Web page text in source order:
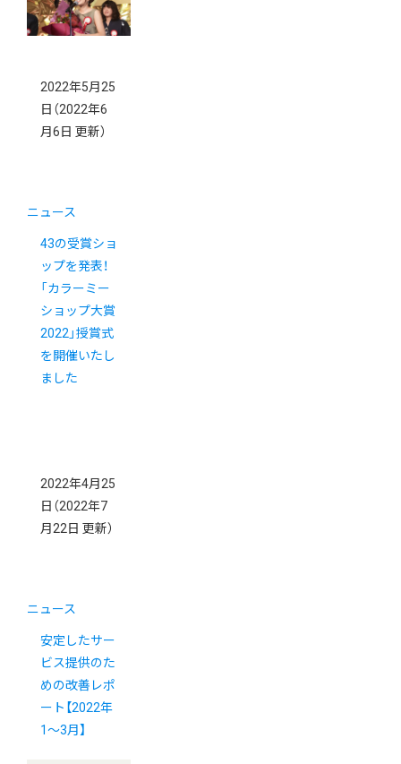
2022年5月25
日 （2022年6
月6日 更新）
ニュース
43の受賞ショ
ップを発表！
「カラーミー
ショップ大賞
2022」授賞式
を開催いたし
ました
2022年4月25
日 （2022年7
月22日 更新）
ニュース
安定したサー
ビス提供のた
めの改善レポ
ート【2022年
1〜3月】